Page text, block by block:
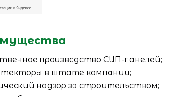
производство СИП-панелей;
в штате компании;
надзор за строительством;